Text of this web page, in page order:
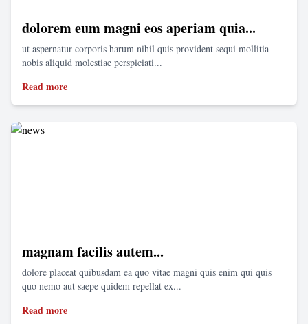
dolorem eum magni eos aperiam quia...
ut aspernatur corporis harum nihil quis provident sequi mollitia
nobis aliquid molestiae perspiciati...
Read more
magnam facilis autem...
dolore placeat quibusdam ea quo vitae magni quis enim qui quis
quo nemo aut saepe quidem repellat ex...
Read more